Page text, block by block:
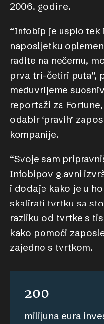
2006. godine.
“Infobip je uspio tek
naposljetku
radite na nečemu,
prva tri-četiri puta”,
međuvrijeme
reportaži za
odabir ‘pravih’
kompanije.
“Svoje sam
Infobipov glavni
i dodaje kako je u
skalirati tvrtku sa
razliku od tvrtke s
kako pomoći
zajedno s tvrtkom.
200
milijuna eura